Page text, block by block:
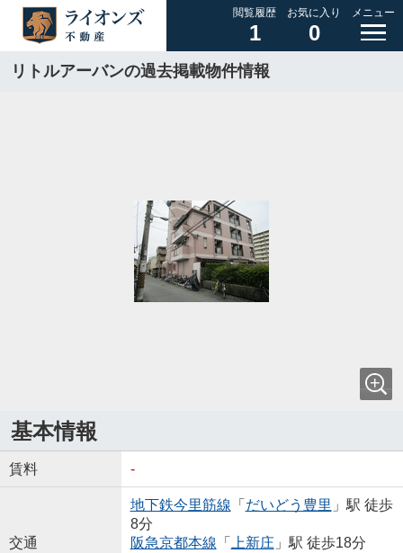
閲覧履歴
1
お気に入り
0
メニュー
リトルアーバンの過去掲載物件情報
基本情報
賃料 -
交通
地下鉄今里筋線 「 だいどう豊里 」駅 徒歩
8分
阪急京都本線 「 上新庄 」駅 徒歩18分